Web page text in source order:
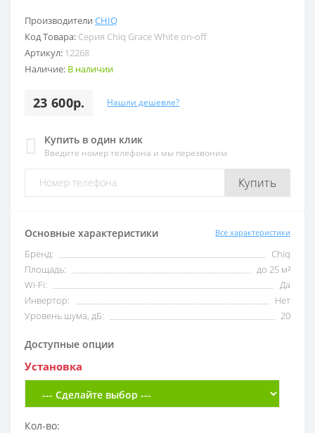
Производители CHIQ
Код Товара: Серия Chiq Grace White on-off
Артикул: 12268
Наличие: В наличии
23 600р. Нашли дешевле?
Купить в один клик
Введите номер телефона и мы перезвоним
Купить
Основные характеристики Все характеристики
Бренд:
Chiq
Площадь:
до 25 м²
Wi-Fi:
Да
Инвертор:
Нет
Уровень шума, дБ:
20
Доступные опции
Установка
Кол-во: